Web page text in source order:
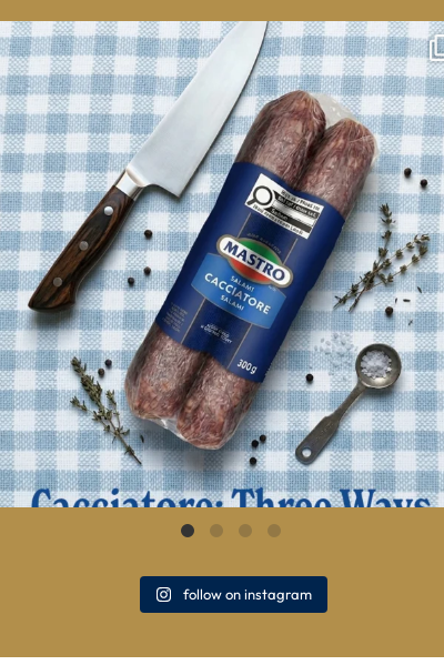
One whole Mastro® Cacciatore Salami, so many
ways...
16 0
follow on instagram